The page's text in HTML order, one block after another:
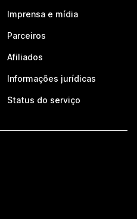
Imprensa e mídia
Parceiros
Afiliados
Informações jurídicas
Status do serviço